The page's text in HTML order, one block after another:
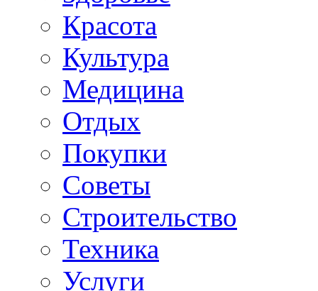
Красота
Культура
Медицина
Отдых
Покупки
Советы
Строительство
Техника
Услуги